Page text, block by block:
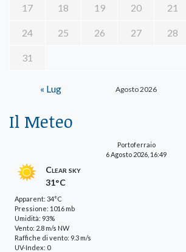
Agosto 2026
17 18 19 20 21
24 25 26 27 28
31
« Lug
Il Meteo
Portoferraio
6 Agosto 2026, 16:49
Clear sky
31°C
Apparent: 34°C
Pressione: 1016 mb
Umidità: 93%
Vento: 2.8 m/s NW
Raffiche di vento: 9.3 m/s
UV-Index: 0